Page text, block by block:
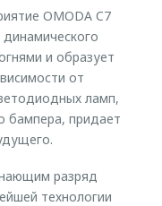
OMODA C7
и образует
от
ламп,
бампера, придает
разряд
технологии